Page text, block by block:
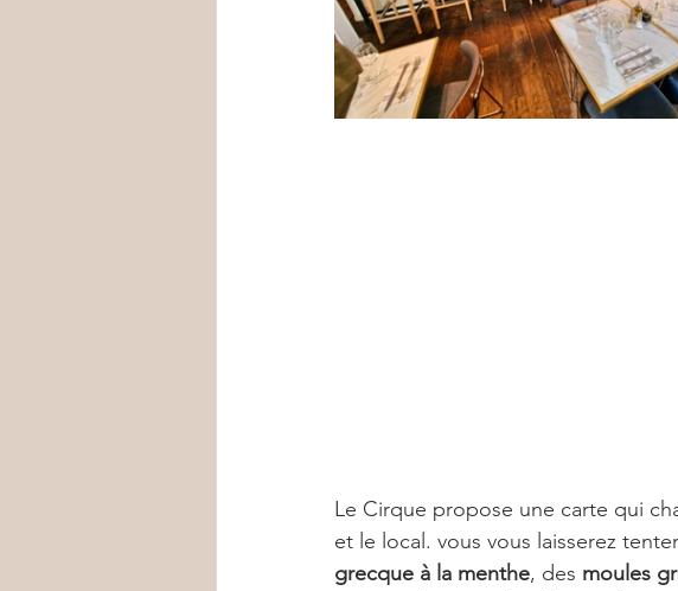
Le Cirque propose une carte qui
et le local. vous vous laisserez
grecque à la menthe, des moules